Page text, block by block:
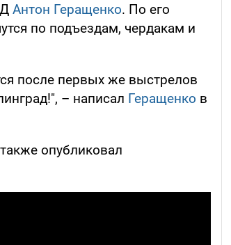
Антон Геращенко. По его
по подъездам, чердакам и
после первых же выстрелов
– написал Геращенко в
опубликовал